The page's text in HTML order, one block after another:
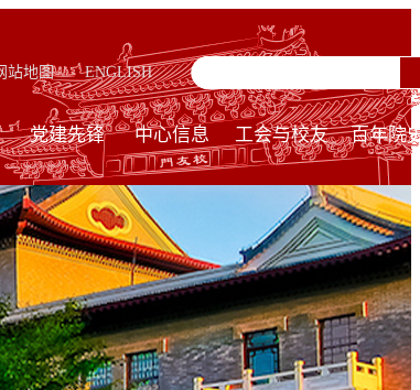
站地图 ENGLISH
党建先锋 中心信息 工会与校友 百年院